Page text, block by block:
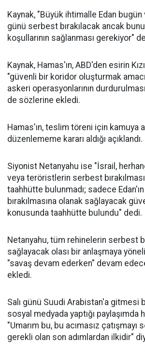
Kaynak, "Büyük ihtimalle Edan bugün
günü serbest bırakılacak ancak
koşullarının sağlanması gerekiyor"
Kaynak, Hamas'ın, ABD'den esirin
"güvenli bir koridor oluşturmak
askeri operasyonlarının
de sözlerine ekledi.
Hamas'ın, teslim töreni için kamuya
düzenlememe kararı aldığı açıklandı.
Siyonist Netanyahu ise "İsrail,
veya teröristlerin serbest
taahhütte bulunmadı; sadece
bırakılmasına olanak sağlayacak
konusunda taahhütte bulundu" dedi.
Netanyahu, tüm rehinelerin serbest
sağlayacak olası bir anlaşmaya
"savaş devam ederken" devam
ekledi.
Salı günü Suudi Arabistan'a gitmesi
sosyal medyada yaptığı paylaşımda
"Umarım bu, bu acımasız
gerekli olan son adımlardan ilkidir"